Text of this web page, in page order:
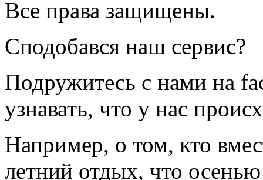
Все права защищены.
Сподобався наш сервис?
Подружитесь с нами на
узнавать, что у нас
Например, о том, кто
летний отдых, что